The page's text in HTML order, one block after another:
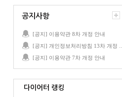
공지사항
[공지] 이용약관 8차 개정 안내
[공지] 이용약관 7차 개정 안내
다이어터 랭킹